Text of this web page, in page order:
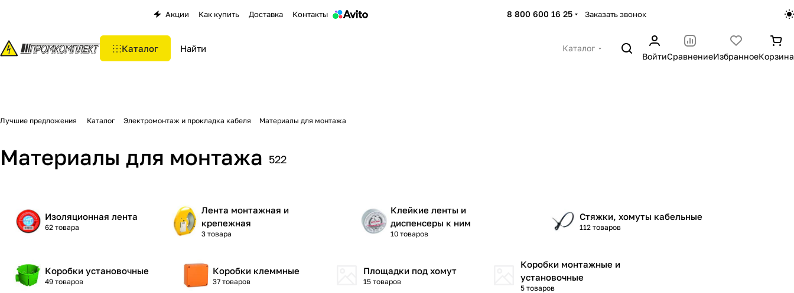
Акции Как купить Доставка Контакты 8 800 600 16 25 Заказать звонок
Каталог
Каталог
ВойтиСравнениеИзбранноеКорзина
Лучшие предложения Каталог Электромонтаж и прокладка кабеля Материалы для монтажа
Материалы для монтажа 522
Изоляционная лента
62 товара
Лента монтажная и
крепежная
3 товара
Клейкие ленты и
диспенсеры к ним
10 товаров
Стяжки, хомуты кабельные
112 товаров
Коробки установочные
49 товаров
Коробки клеммные
37 товаров
Площадки под хомут
15 товаров
Коробки монтажные и
установочные
5 товаров